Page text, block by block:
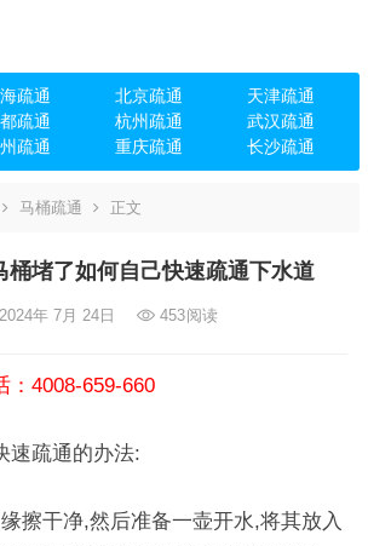
海疏通 北京疏通
天津疏通
疏通 杭州疏通
武汉疏通
疏通 重庆疏通 长沙疏通
马桶疏通 正文
桶堵了如何自己快速疏通下水道
年 7月 24日 453阅读
：4008-659-660
速疏通的办法:
擦干净,然后准备一壶开水,将其放入